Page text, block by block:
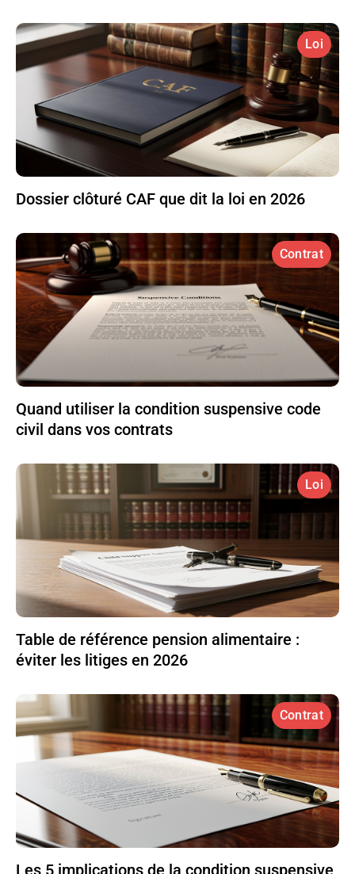
Loi
Dossier clôturé CAF que dit la loi en 2026
Contrat
Quand utiliser la condition suspensive code
civil dans vos contrats
Loi
Table de référence pension alimentaire :
éviter les litiges en 2026
Contrat
Les 5 implications de la condition suspensive